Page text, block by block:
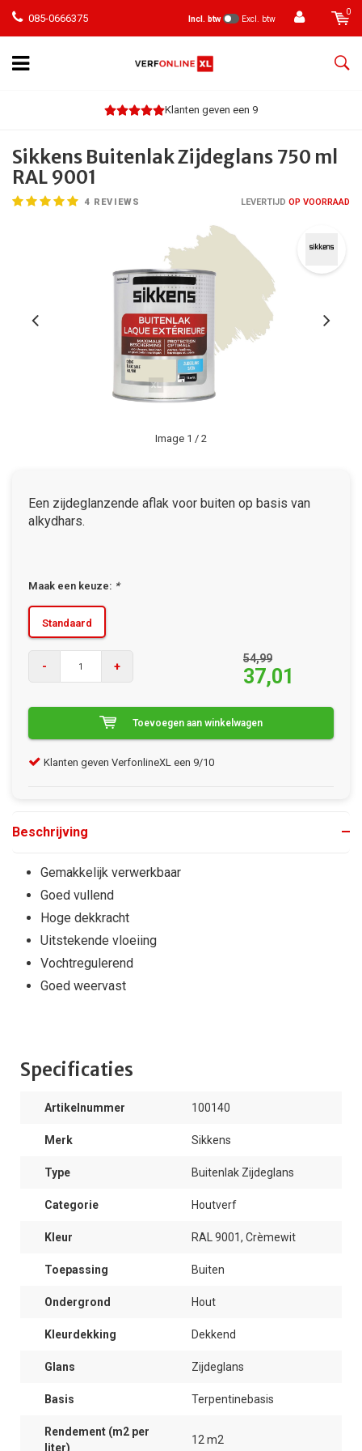
085-0666375 Incl. btw Excl. btw
0
Klanten geven een 9
Sikkens Buitenlak Zijdeglans 750 ml
RAL 9001
4 REVIEWS LEVERTIJD OP VOORRAAD
Image 1 / 2
Een zijdeglanzende aflak voor buiten op basis van
alkydhars.
Maak een keuze: *
Standaard
- +
54,99
37,01
Toevoegen aan winkelwagen
Klanten geven VerfonlineXL een 9/10
Beschrijving
Gemakkelijk verwerkbaar
Goed vullend
Hoge dekkracht
Uitstekende vloeiing
Vochtregulerend
Goed weervast
Specificaties
Artikelnummer 100140
Merk Sikkens
Type Buitenlak Zijdeglans
Categorie Houtverf
Kleur RAL 9001, Crèmewit
Toepassing Buiten
Ondergrond Hout
Kleurdekking Dekkend
Glans Zijdeglans
Basis Terpentinebasis
Rendement (m2 per
liter)
12 m2